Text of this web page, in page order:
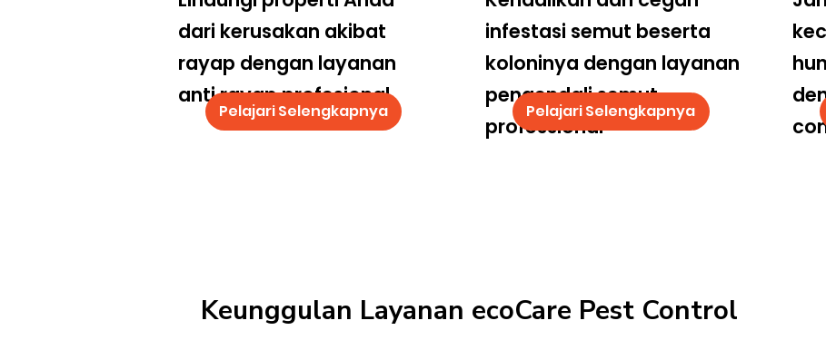
dari kerusakan akibat
rayap dengan layanan
anti rayap profesional
Pelajari Selengkapnya
infestasi semut beserta
koloninya dengan layanan
pengendali semut
professional
Pelajari Selengkapnya
Keunggulan Layanan ecoCare Pest Control